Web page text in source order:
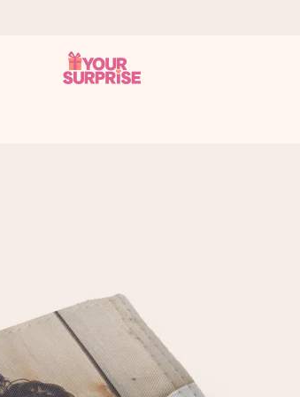
helt rette tidspunkt, når den betyder allermest.
der går lige i hendes hjerte. Intet besvær